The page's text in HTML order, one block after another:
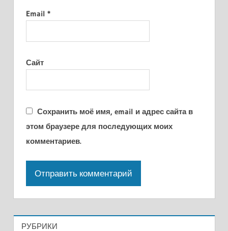
Email *
Сайт
Сохранить моё имя, email и адрес сайта в
этом браузере для последующих моих
комментариев.
РУБРИКИ